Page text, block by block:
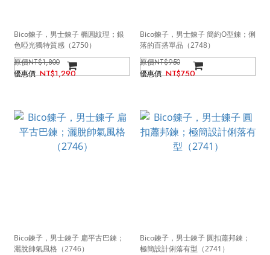
Bico鍊子，男士鍊子 橢圓紋理；銀
色啞光獨特質感（2750）
NT$1,800
NT$1,290
Bico鍊子，男士鍊子 簡約O型鍊；俐
落的百搭單品（2748）
NT$950
NT$750
Bico鍊子，男士鍊子 扁平古巴鍊；
灑脫帥氣風格（2746）
Bico鍊子，男士鍊子 圓扣蕭邦鍊；
極簡設計俐落有型（2741）